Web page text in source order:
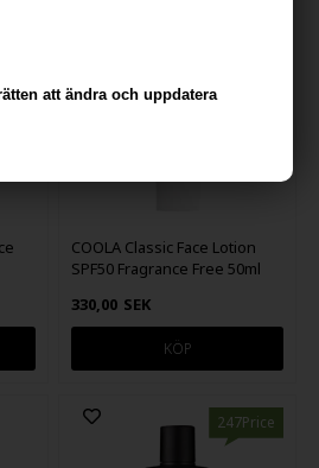
att ändra och uppdatera
COOLA Classic Face Lotion
SPF50 Fragrance Free 50ml
330,00 SEK
247Price